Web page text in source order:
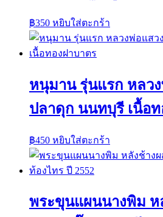
฿350 หยิบใส่ตะกร้า
หนุมาน รุ่นแรก หลว
ปลาดุก นนทบุรี เนื้อท
฿450 หยิบใส่ตะกร้า
พระขุนแผนนางพิม ห